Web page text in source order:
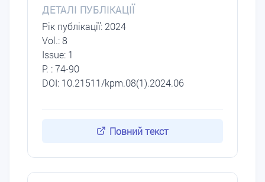
ДЕТАЛІ ПУБЛІКАЦІЇ
Рік публікації: 2024
Vol.: 8
Issue: 1
P. : 74-90
DOI: 10.21511/kpm.08(1).2024.06
Повний текст